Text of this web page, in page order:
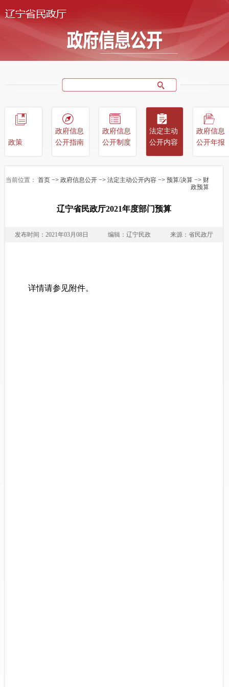
政策
政府信息
公开指南
政府信息
公开制度
法定主动
公开内容
政府信息
公开年报
当前位置： 首页−> 政府信息公开−> 法定主动公开内容−> 预算/决算−> 财
政预算
辽宁省民政厅2021年度部门预算
发布时间：2021年03月08日 编辑：辽宁民政 来源：省民政厅
详情请参见附件。